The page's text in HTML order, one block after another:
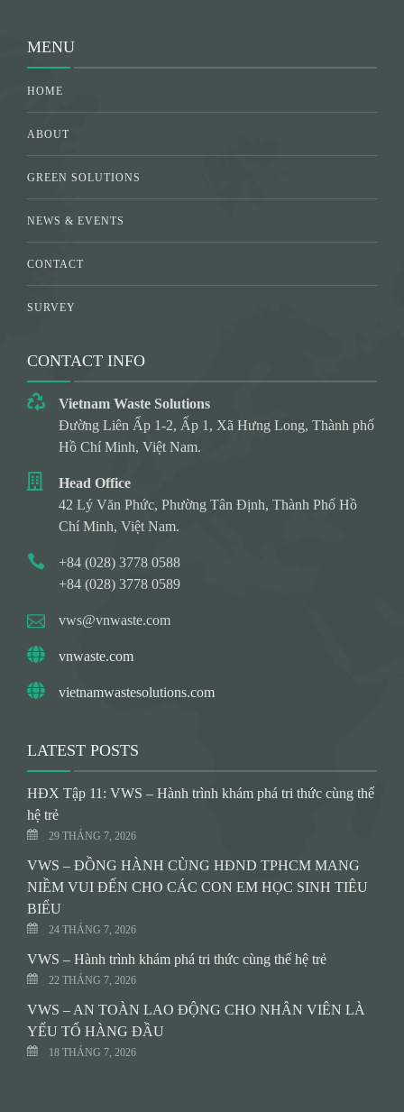
MENU
HOME
ABOUT
GREEN SOLUTIONS
NEWS & EVENTS
CONTACT
SURVEY
CONTACT INFO
Vietnam Waste Solutions
Đường Liên Ấp 1-2, Ấp 1, Xã Hưng Long, Thành phố
Hồ Chí Minh, Việt Nam.
Head Office
42 Lý Văn Phức, Phường Tân Định, Thành Phố Hồ
Chí Minh, Việt Nam.
+84 (028) 3778 0588
+84 (028) 3778 0589
vws@vnwaste.com
vnwaste.com
vietnamwastesolutions.com
LATEST POSTS
HĐX Tập 11: VWS – Hành trình khám phá tri thức cùng thế
hệ trẻ
29 THÁNG 7, 2026
VWS – ĐỒNG HÀNH CÙNG HĐND TPHCM MANG
NIỀM VUI ĐẾN CHO CÁC CON EM HỌC SINH TIÊU
BIỂU
24 THÁNG 7, 2026
VWS – Hành trình khám phá tri thức cùng thế hệ trẻ
22 THÁNG 7, 2026
VWS – AN TOÀN LAO ĐỘNG CHO NHÂN VIÊN LÀ
YẾU TỐ HÀNG ĐẦU
18 THÁNG 7, 2026